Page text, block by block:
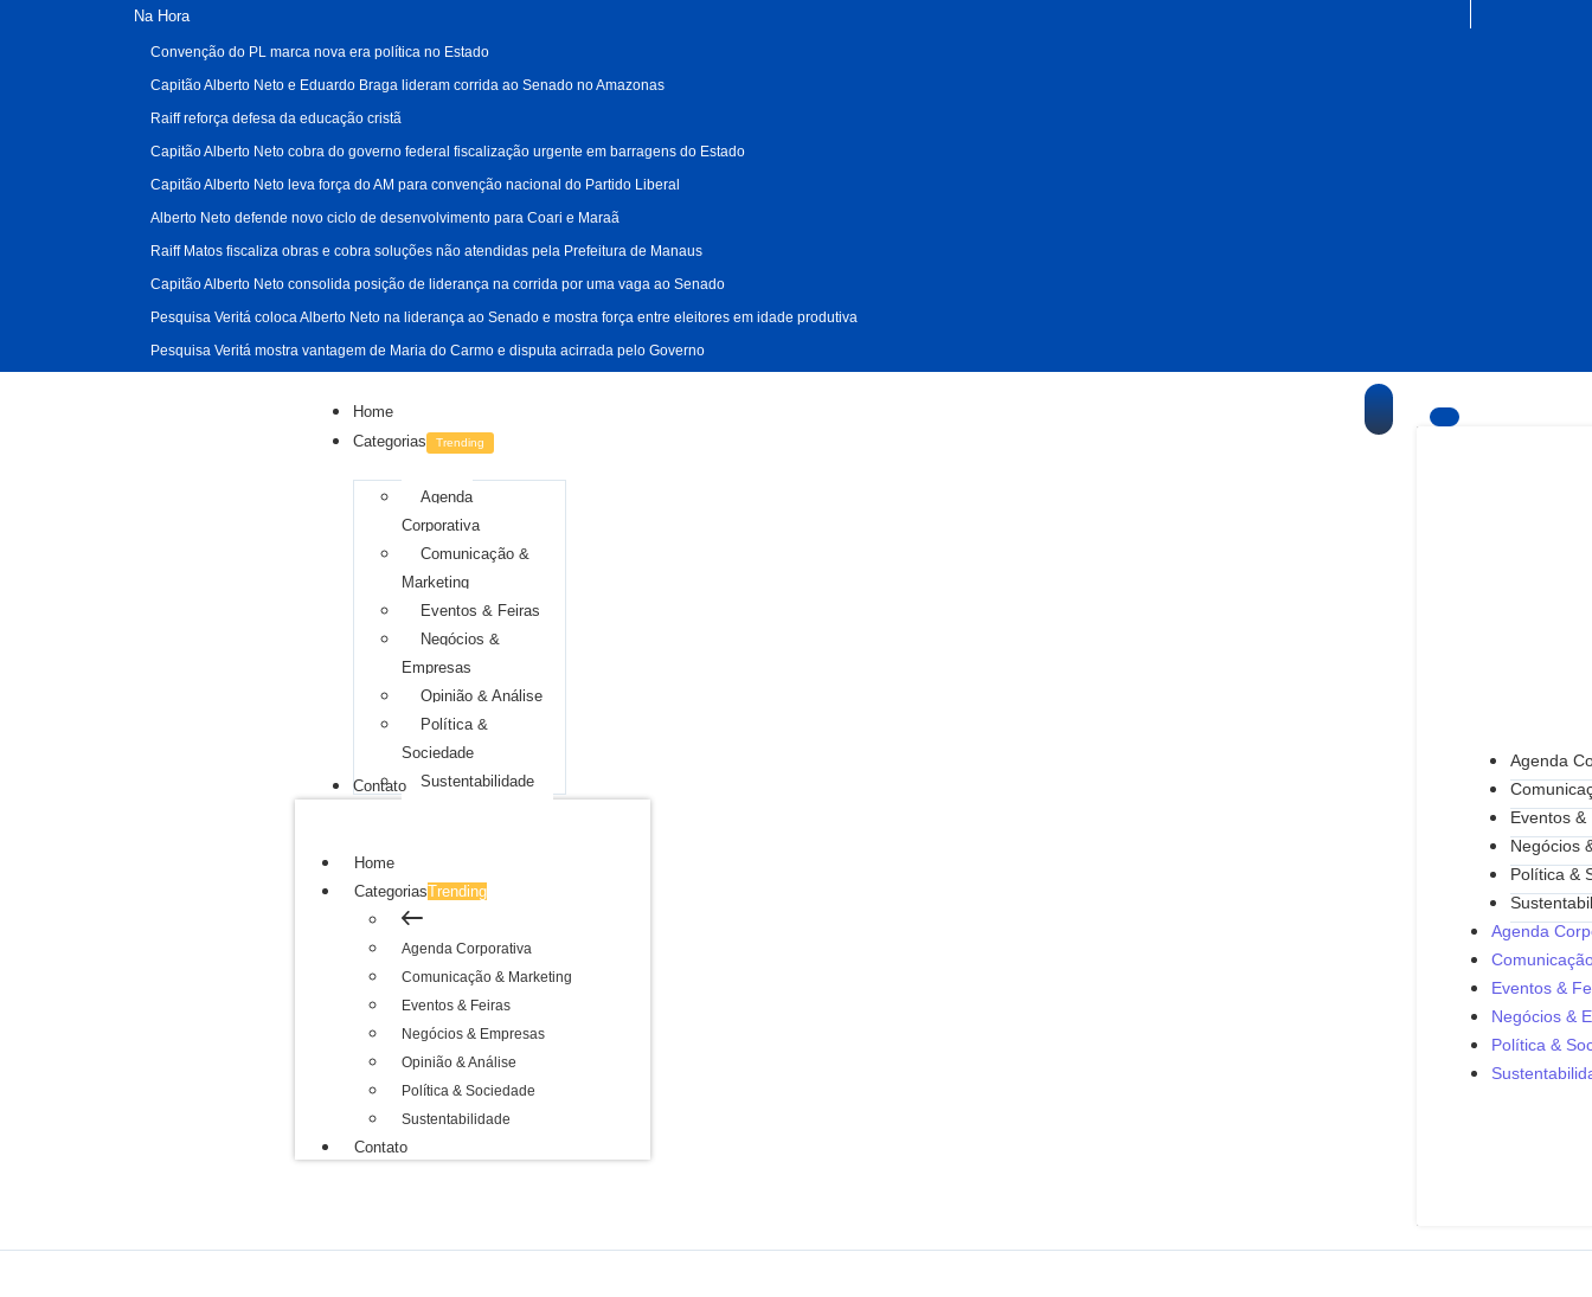
Na Hora
Convenção do PL marca nova era política no Estado
Capitão Alberto Neto e Eduardo Braga lideram corrida ao Senado no Amazonas
Raiff reforça defesa da educação cristã
Capitão Alberto Neto cobra do governo federal fiscalização urgente em barragens do Estado
Capitão Alberto Neto leva força do AM para convenção nacional do Partido Liberal
Alberto Neto defende novo ciclo de desenvolvimento para Coari e Maraã
Raiff Matos fiscaliza obras e cobra soluções não atendidas pela Prefeitura de Manaus
Capitão Alberto Neto consolida posição de liderança na corrida por uma vaga ao Senado
Pesquisa Veritá coloca Alberto Neto na liderança ao Senado e mostra força entre eleitores em idade produtiva
Pesquisa Veritá mostra vantagem de Maria do Carmo e disputa acirrada pelo Governo
Home
Categorias
Trending
Agenda
Corporativa
Comunicação &
Marketing
Eventos & Feiras
Negócios &
Empresas
Opinião & Análise
Política &
Sociedade
Sustentabilidade
Contato
Home
CategoriasTrending
Agenda Corporativa
Comunicação & Marketing
Eventos & Feiras
Negócios & Empresas
Opinião & Análise
Política & Sociedade
Sustentabilidade
Contato
Agenda
Eventos &
Negócios
Política &
Agenda
Eventos &
Negócios &
Política &